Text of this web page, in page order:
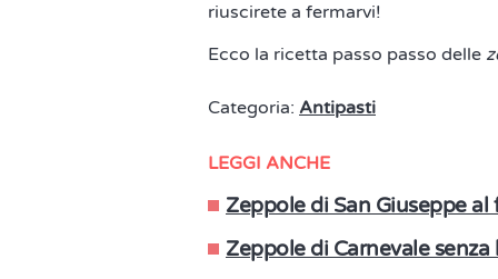
riuscirete a fermarvi!
Ecco la ricetta passo passo delle
Categoria: Antipasti
LEGGI ANCHE
Zeppole di San Giuseppe
Zeppole di Carnevale